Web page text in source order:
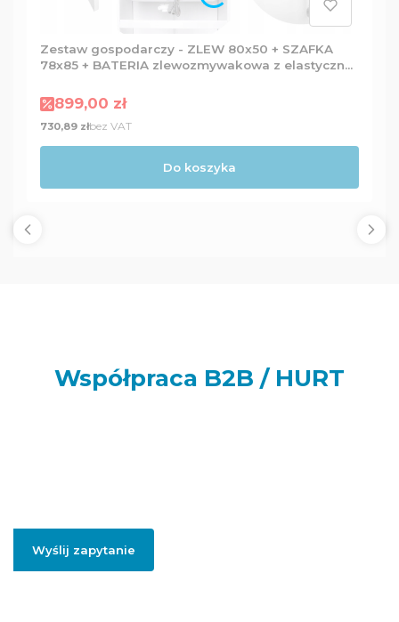
Zestaw gospodarczy - ZLEW 80x50 + SZAFKA
78x85 + BATERIA zlewozmywakowa z elastyczną
Cena promocyjna
899,00 zł
Cena
730,89 złbez VAT
Do koszyka
Współpraca B2B / HURT
Wyślij zapytanie